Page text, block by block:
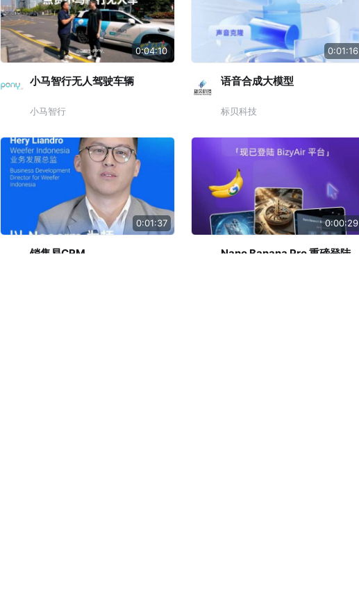
0:04:10
小马智行无人驾驶车辆
小马智行
0:01:16
语音合成大模型
标贝科技
0:01:37
销售易CRM
0:00:29
Nano Banana Pro 重磅登陆